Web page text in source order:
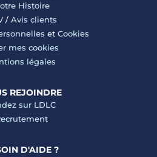
Histoire
/ Avis clients
et Cookies
mes cookies
légales
REJOINDRE
sur LDLC
D'AIDE ?